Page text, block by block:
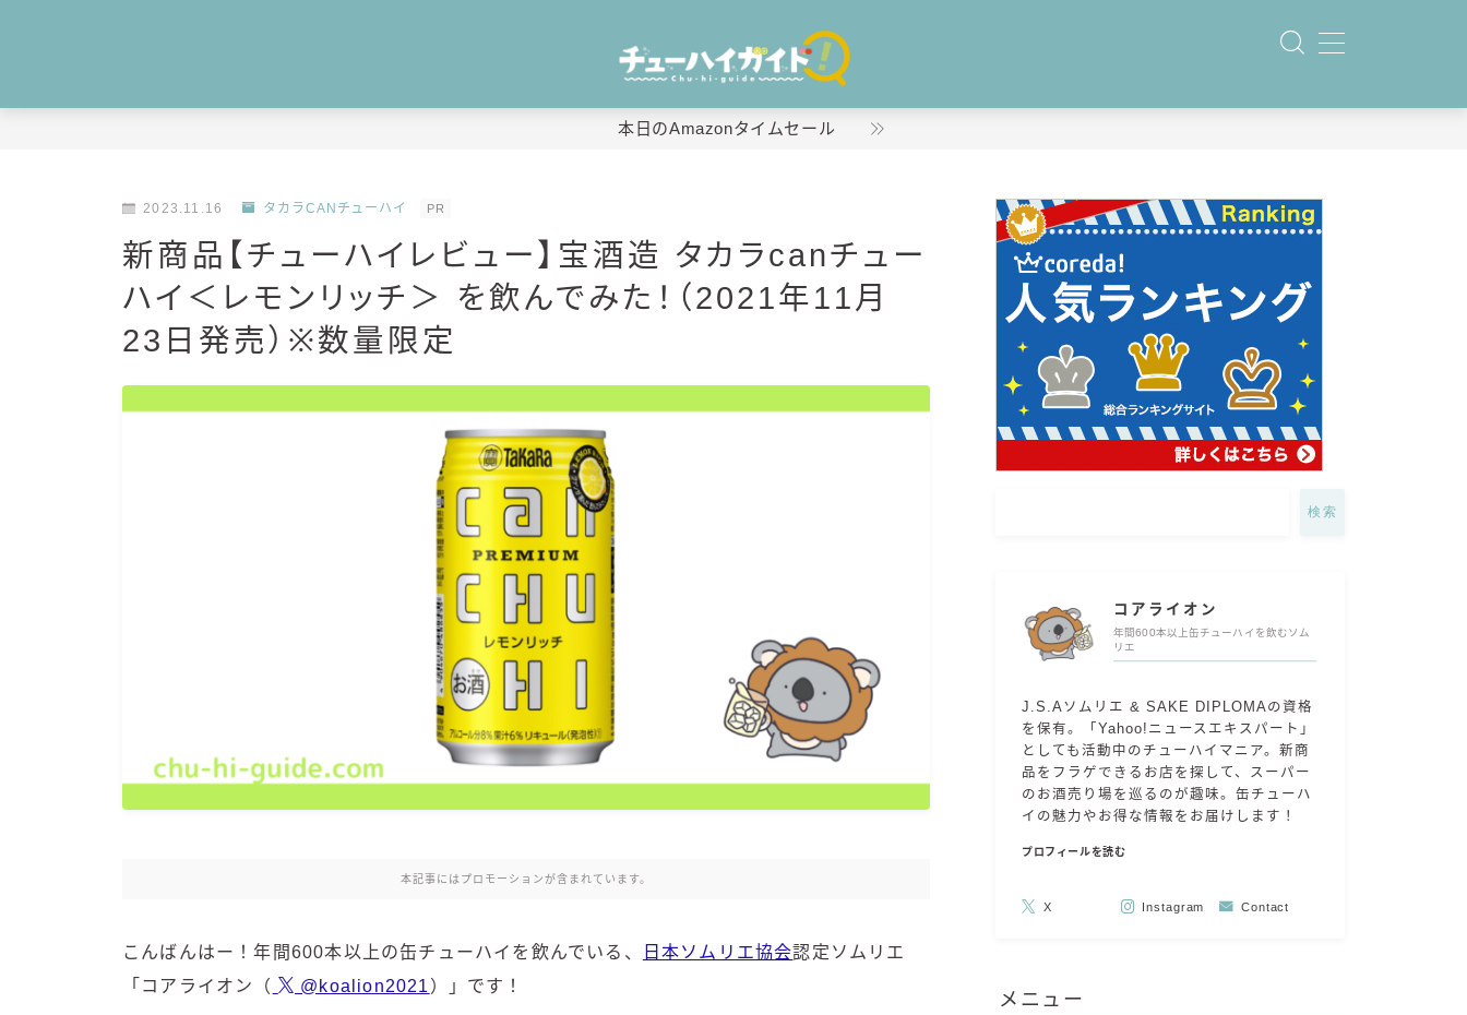
商品レビュー
キリン
スミノフ セルツァー
サントリー
BAR Pomum（バー・ポームム）
本日のAmazonタイムセール
2023.11.16 タカラCANチューハイ PR
新商品【チューハイレビュー】宝酒造 タカラcanチュー
ハイ＜レモンリッチ＞ を飲んでみた！（2021年11月
23日発売）※数量限定
本記事にはプロモーションが含まれています。
こんばんはー！年間600本以上の缶チューハイを飲んでいる、 日本ソムリエ協会認定ソムリエ
「コアライオン（
@koalion2021 ）」です！
検索
コアライオン
年間600本以上缶チューハイを飲むソム
リエ
J.S.Aソムリエ & SAKE DIPLOMAの資格
を保有。「Yahoo!ニュースエキスパート」
としても活動中のチューハイマニア。新商
品をフラゲできるお店を探して、スーパー
のお酒売り場を巡るのが趣味。缶チューハ
イの魅力やお得な情報をお届けします！
プロフィールを読む
X Instagram Contact
メニュー